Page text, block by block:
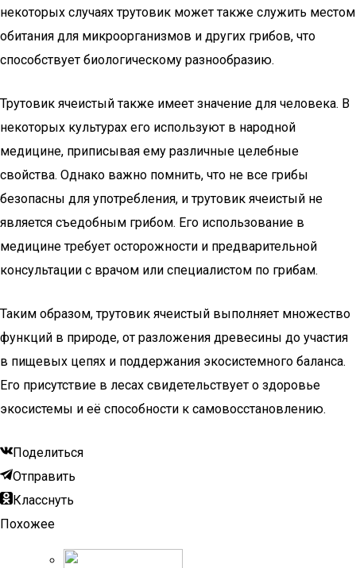
некоторых случаях трутовик может также служить местом
обитания для микроорганизмов и других грибов, что
способствует биологическому разнообразию.
Трутовик ячеистый также имеет значение для человека. В
некоторых культурах его используют в народной
медицине, приписывая ему различные целебные
свойства. Однако важно помнить, что не все грибы
безопасны для употребления, и трутовик ячеистый не
является съедобным грибом. Его использование в
медицине требует осторожности и предварительной
консультации с врачом или специалистом по грибам.
Таким образом, трутовик ячеистый выполняет множество
функций в природе, от разложения древесины до участия
в пищевых цепях и поддержания экосистемного баланса.
Его присутствие в лесах свидетельствует о здоровье
экосистемы и её способности к самовосстановлению.
Поделиться
Отправить
Класснуть
Похожее